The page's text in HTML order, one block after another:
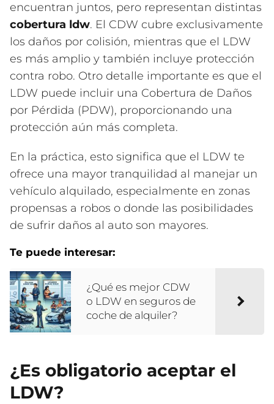
encuentran juntos, pero representan distintas
cobertura ldw. El CDW cubre exclusivamente
los daños por colisión, mientras que el LDW
es más amplio y también incluye protección
contra robo. Otro detalle importante es que el
LDW puede incluir una Cobertura de Daños
por Pérdida (PDW), proporcionando una
protección aún más completa.
En la práctica, esto significa que el LDW te
ofrece una mayor tranquilidad al manejar un
vehículo alquilado, especialmente en zonas
propensas a robos o donde las posibilidades
de sufrir daños al auto son mayores.
Te puede interesar:
¿Qué es mejor CDW
o LDW en seguros de
coche de alquiler?
¿Es obligatorio aceptar el
LDW?